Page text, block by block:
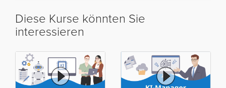
Diese Kurse könnten Sie
interessieren